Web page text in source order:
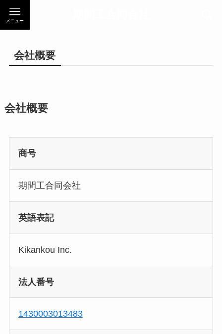
メニュー
会社概要
会社概要
商号
期間工合同会社
英語表記
Kikankou Inc.
法人番号
1430003013483